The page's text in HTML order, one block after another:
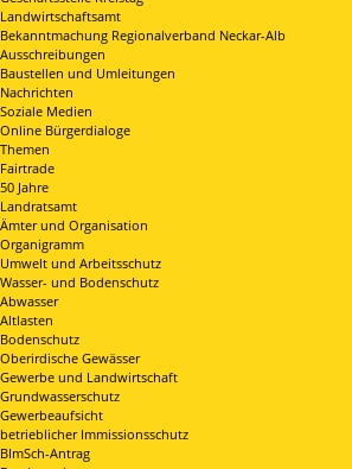
Landwirtschaftsamt
Bekanntmachung Regionalverband Neckar-Alb
Ausschreibungen
Baustellen und Umleitungen
Nachrichten
Soziale Medien
Online Bürgerdialoge
Themen
Fairtrade
50 Jahre
Landratsamt
Ämter und Organisation
Organigramm
Umwelt und Arbeitsschutz
Wasser- und Bodenschutz
Abwasser
Altlasten
Bodenschutz
Oberirdische Gewässer
Gewerbe und Landwirtschaft
Grundwasserschutz
Gewerbeaufsicht
betrieblicher Immissionsschutz
BImSch-Antrag